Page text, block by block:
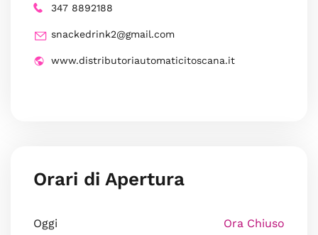
347 8892188
snackedrink2@gmail.com
www.distributoriautomaticitoscana.it
Orari di Apertura
Oggi Ora Chiuso